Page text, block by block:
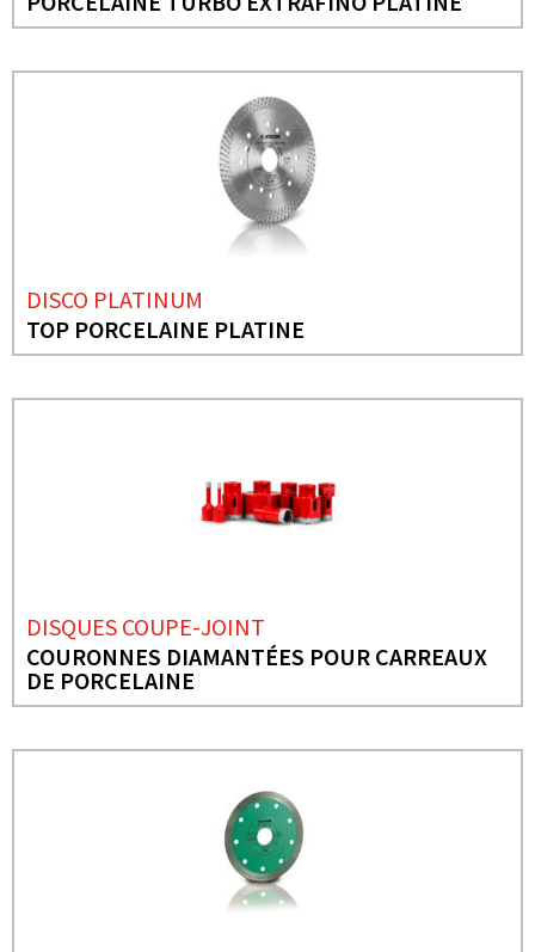
DISCO PLATINUM
TOP PORCELAINE PLATINE
DISQUES COUPE-JOINT
COURONNES DIAMANTÉES POUR CARREAUX
DE PORCELAINE